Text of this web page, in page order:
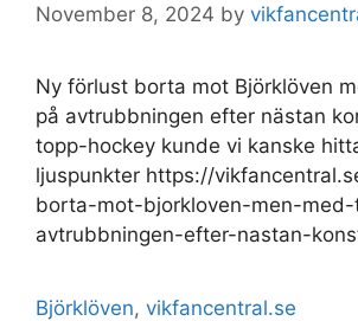
November 8, 2024 by
Ny förlust borta mot Björklöven
på avtrubbningen efter nästan
topp-hockey kunde vi kanske
ljuspunkter https://
borta-mot-bjorkloven-men-
avtrubbningen-efter-nastan-
Categories
Björklöven, vikfancentral.se